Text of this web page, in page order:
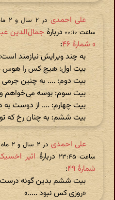
علی احمدی
ساعت ۰۰:۱۰
دربارهٔجمال‌الدین
» شمارهٔ ۴۶
:
به چند ویرایش نیازمند
بیت اول: هیچ کس را هوس
بیت دوم: .... به چنین جرمی
بیت سوم: بوسه می‌خواهم و
بیت چهارم: .... از دوست به
بیت ششم: به چنان رخ که
علی احمدی
ساعت ۲۳:۴۵
دربارهٔ اثیر
شمارهٔ ۴۹
:
بیت ششم بدین گونه
«روزی کس نبود .....»